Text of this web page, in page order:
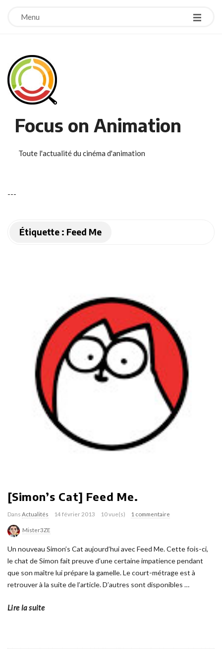
Menu
Focus on Animation
Toute l'actualité du cinéma d'animation
---
Étiquette : Feed Me
[Simon’s Cat] Feed Me.
Dans Actualités 14 février 2013 10 vue(s) 1 commentaire
Mister3ZE
Un nouveau Simon’s Cat aujourd’hui avec Feed Me. Cette fois-ci,
le chat de Simon fait preuve d’une certaine impatience pendant
que son maître lui prépare la gamelle. Le court-métrage est à
retrouver à la suite de l’article. D’autres sont disponibles …
Lire la suite